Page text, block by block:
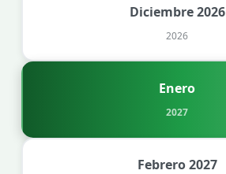
Diciembre 2026
2026
Enero
2027
Febrero 2027